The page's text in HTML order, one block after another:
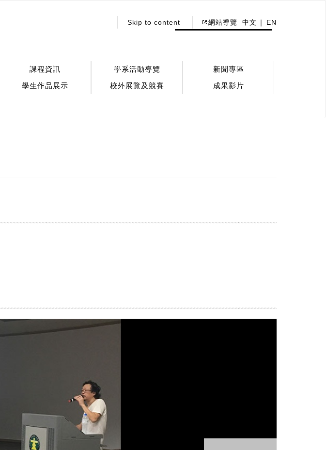
Skip to content 網站導覽 中文 EN
課程資訊 學系活動導覽
新聞專區
學生作品展示 校外展覽及競賽
成果影片